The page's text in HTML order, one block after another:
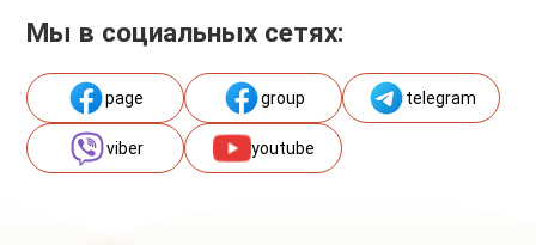
Мы в социальных сетях:
page group telegram
viber youtube